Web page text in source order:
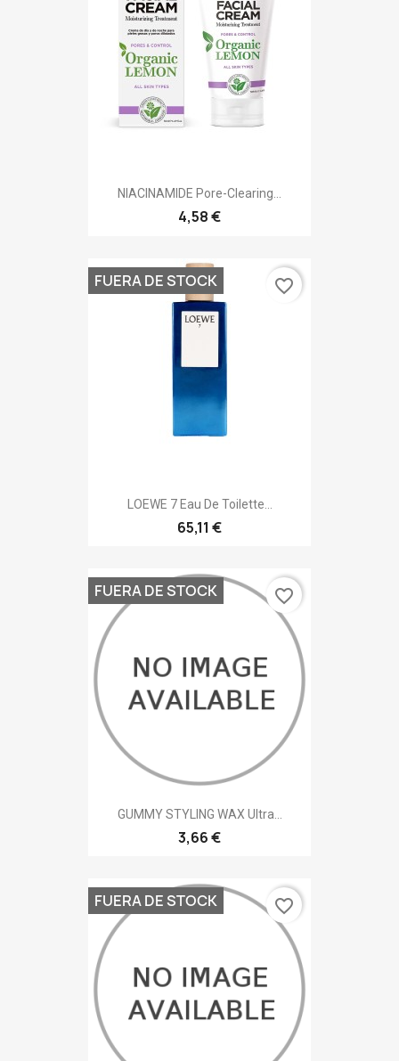
NIACINAMIDE Pore-Clearing...
4,58 €
LOEWE 7 Eau De Toilette...
65,11 €
FUERA DE STOCK favorite_border
GUMMY STYLING WAX Ultra...
3,66 €
FUERA DE STOCK favorite_border
FUERA DE STOCK favorite_border